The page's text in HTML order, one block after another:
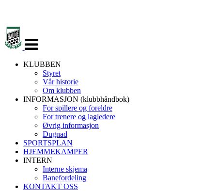
navigasjon
KLUBBEN
Styret
Vår historie
Om klubben
INFORMASJON (klubbhåndbok)
For spillere og foreldre
For trenere og lagledere
Øvrig informasjon
Dugnad
SPORTSPLAN
HJEMMEKAMPER
INTERN
Interne skjema
Banefordeling
KONTAKT OSS